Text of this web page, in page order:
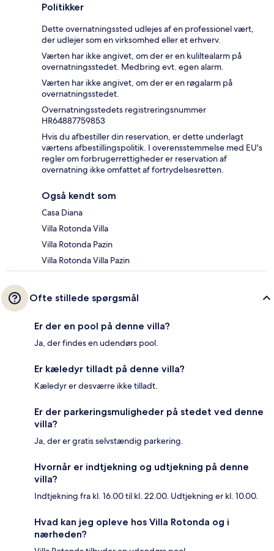
Politikker
Dette overnatningssted udlejes af en professionel vært,
der udlejer som en virksomhed eller et erhverv.
Værten har ikke angivet, om der er en kuliltealarm på
overnatningsstedet. Medbring evt. egen alarm.
Værten har ikke angivet, om der er en røgalarm på
overnatningsstedet.
Overnatningsstedets registreringsnummer
HR64887759853
Hvis du afbestiller din reservation, er dette underlagt
værtens afbestillingspolitik. I overensstemmelse med EU's
regler om forbrugerrettigheder er reservation af
overnatning ikke omfattet af fortrydelsesretten.
Også kendt som
Casa Diana
Villa Rotonda Villa
Villa Rotonda Pazin
Villa Rotonda Villa Pazin
Ofte stillede spørgsmål
Er der en pool på denne villa?
Ja, der findes en udendørs pool.
Er kæledyr tilladt på denne villa?
Kæledyr er desværre ikke tilladt.
Er der parkeringsmuligheder på stedet ved denne
villa?
Ja, der er gratis selvstændig parkering.
Hvornår er indtjekning og udtjekning på denne
villa?
Indtjekning fra kl. 16.00 til kl. 22.00. Udtjekning er kl. 10.00.
Hvad kan jeg opleve hos Villa Rotonda og i
nærheden?